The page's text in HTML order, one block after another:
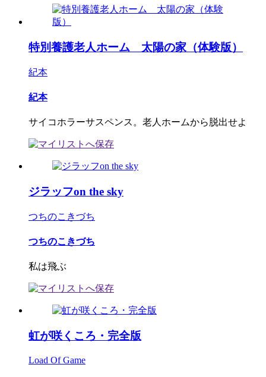
特別養護老人ホーム 太陽の家（体験版）
紀本
紀本
サイコホラーサスペンス。老人ホームから脱出せよ
ジラッフon the sky
つちのこきづち
つちのこきづち
私は飛ぶ
虹が咲くころ・完全版
Load Of Game